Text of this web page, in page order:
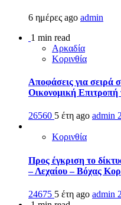
6 ημέρες ago admin
1 min read
Αρκαδία
Κορινθία
Αποφάσεις για σειρά
Οικονομική Επιτροπή
26560 5 έτη ago admin
Κορινθία
Προς έγκριση το
– Λεχαίου – Βόχας
24675 5 έτη ago admin